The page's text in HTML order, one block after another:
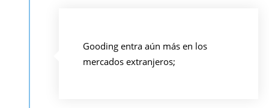
Gooding entra aún más en los
mercados extranjeros;